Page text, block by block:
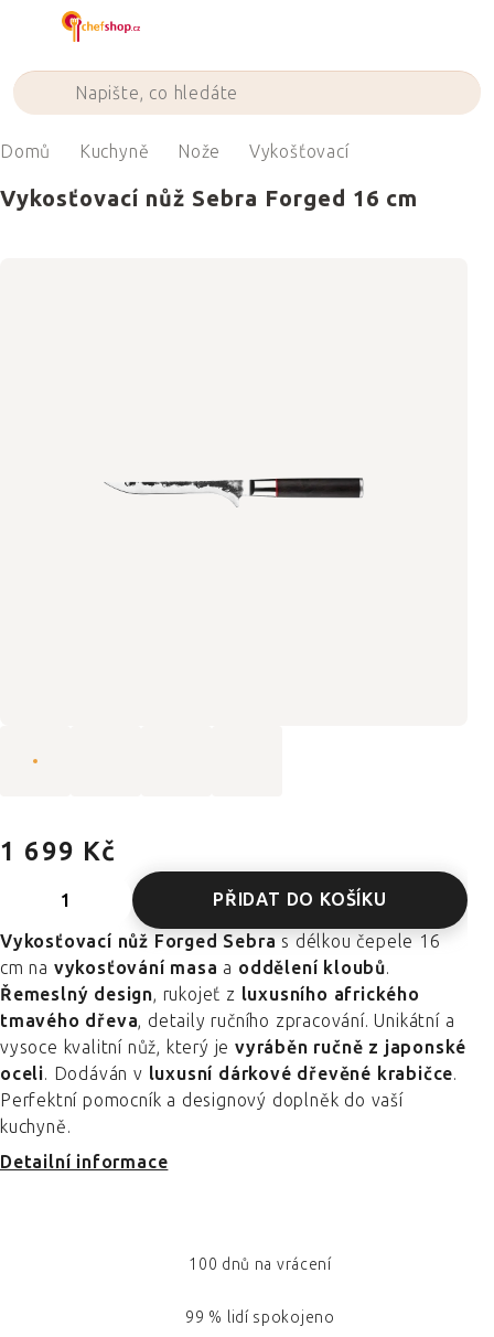
Domů Kuchyně Nože Vykošťovací
Vykosťovací nůž Sebra Forged 16 cm
1 699 Kč
PŘIDAT DO KOŠÍKU
Vykosťovací nůž Forged Sebras délkou čepele 16
cm na vykosťování masa a oddělení kloubů.
Řemeslný design, rukojeť z luxusního afrického
tmavého dřeva, detaily ručního zpracování. Unikátní a
vysoce kvalitní nůž, který jevyráběn ručně z japonské
oceli. Dodáván v luxusní dárkové dřevěné krabičce.
Perfektní pomocník a designový doplněk do vaší
kuchyně.
Detailní informace
100 dnů na vrácení
99 % lidí spokojeno